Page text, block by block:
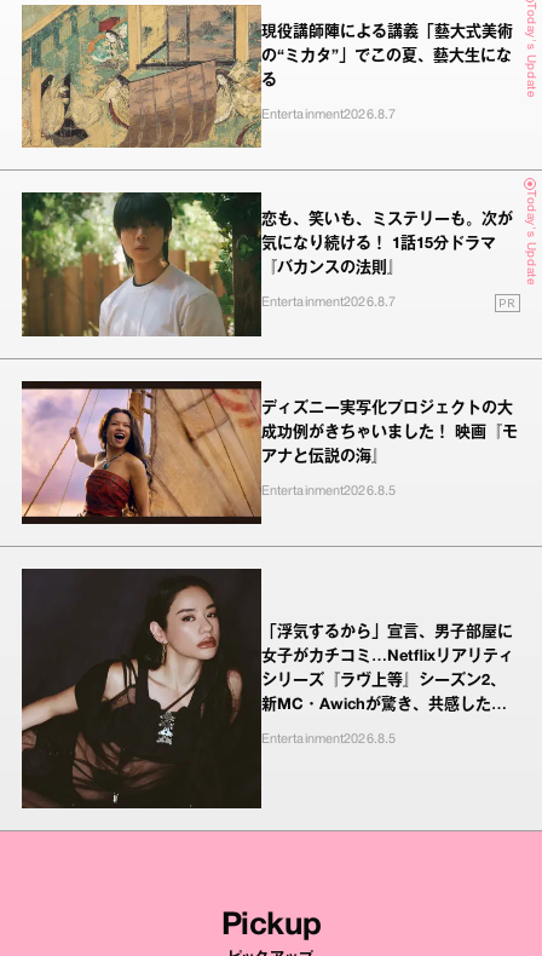
Today's Update
現役講師陣による講義「藝大式美術
の“ミカタ”」でこの夏、藝大生にな
る
Entertainment2026.8.7
Today's Update
恋も、笑いも、ミステリーも。次が
気になり続ける！ 1話15分ドラマ
『バカンスの法則』
Entertainment2026.8.7 PR
ディズニー実写化プロジェクトの大
成功例がきちゃいました！ 映画『モ
アナと伝説の海』
Entertainment2026.8.5
「浮気するから」宣言、男子部屋に
女子がカチコミ…Netflixリアリティ
シリーズ『ラヴ上等』シーズン2、
新MC・Awichが驚き、共感したヤ
Entertainment2026.8.5
Pickup